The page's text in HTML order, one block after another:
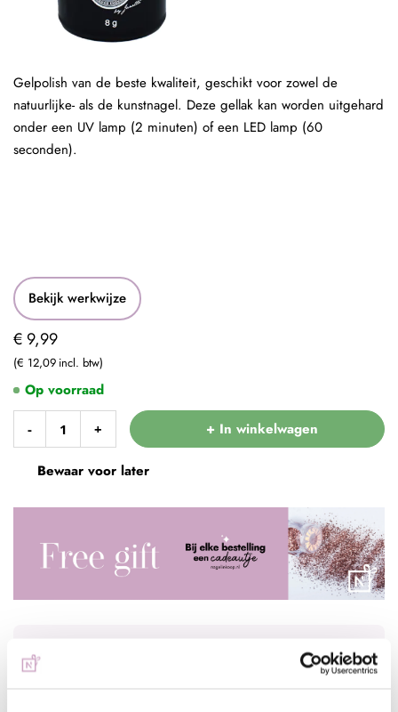
Bekijk werkwijze
€ 9,99
€ 12,09
- + + In winkelwagen
Bewaar voor later
= vandaag verzonden
Op voorraad
Gelpolish van de beste kwaliteit, geschikt voor zowel de
natuurlijke- als de kunstnagel. Deze gellak kan worden uitgehard
onder een UV lamp (2 minuten) of een LED lamp (60
seconden).